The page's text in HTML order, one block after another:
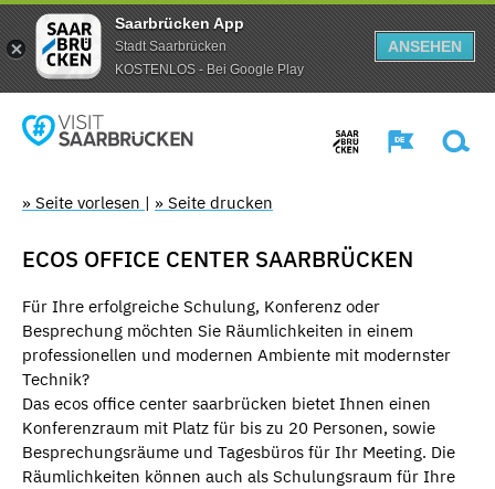
Saarbrücken App
Stadt Saarbrücken
KOSTENLOS - Bei Google Play
ANSEHEN
» Seite vorlesen | » Seite drucken
ECOS OFFICE CENTER SAARBRÜCKEN
Für Ihre erfolgreiche Schulung, Konferenz oder
Besprechung möchten Sie Räumlichkeiten in einem
professionellen und modernen Ambiente mit modernster
Technik?
Das ecos office center saarbrücken bietet Ihnen einen
Konferenzraum mit Platz für bis zu 20 Personen, sowie
Besprechungsräume und Tagesbüros für Ihr Meeting. Die
Räumlichkeiten können auch als Schulungsraum für Ihre